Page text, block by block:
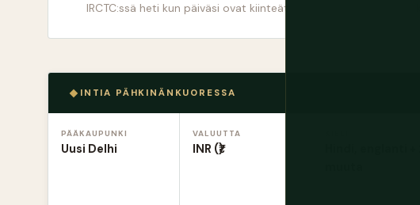
IRCTC:ssä heti kun päiväsi ovat kiinteät.
INTIA PÄHKINÄNKUORESSA
PÄÄKAUPUNKI
Uusi Delhi
VALUUTTA
INR (₹)